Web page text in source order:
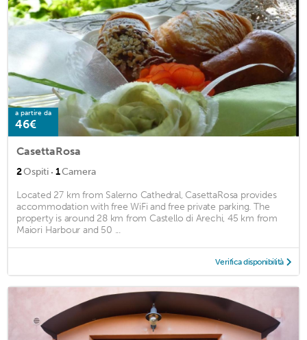
a partire da
46€
CasettaRosa
2Ospiti · 1Camera
Located 27 km from Salerno Cathedral, CasettaRosa provides
accommodation with free WiFi and free private parking. The
property is around 28 km from Castello di Arechi, 45 km from
Maiori Harbour and 50 ...
Verifica disponibilità